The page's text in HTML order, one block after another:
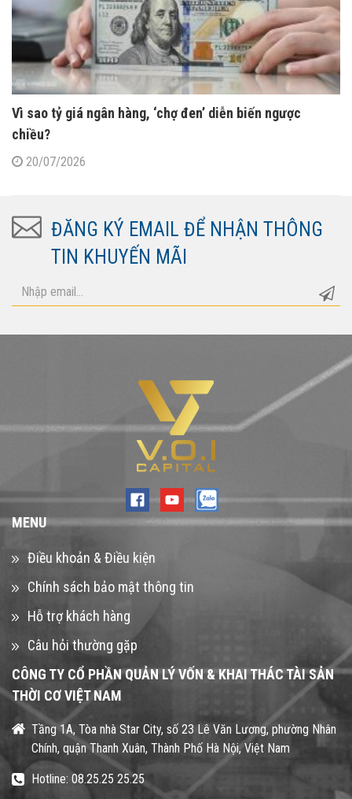
Vì sao tỷ giá ngân hàng, ‘chợ đen’ diễn biến ngược
chiều?
20/07/2026
ĐĂNG KÝ EMAIL ĐỂ NHẬN THÔNG
TIN KHUYẾN MÃI
MENU
Điều khoản & Điều kiện
Chính sách bảo mật thông tin
Hỗ trợ khách hàng
Câu hỏi thường gặp
CÔNG TY CỔ PHẦN QUẢN LÝ VỐN & KHAI THÁC TÀI SẢN
THỜI CƠ VIỆT NAM
Tầng 1A, Tòa nhà Star City, số 23 Lê Văn Lương, phường Nhân
Chính, quận Thanh Xuân, Thành Phố Hà Nội, Việt Nam
Hotline: 08.25.25 25.25